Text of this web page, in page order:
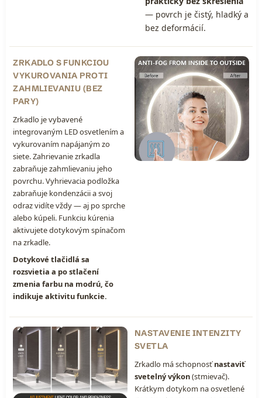
— povrch je čistý, hladký a
bez deformácií.
ZRKADLO S FUNKCIOU
VYKUROVANIA PROTI
ZAHMLIEVANIU (BEZ
PARY)
Zrkadlo je vybavené
integrovaným LED osvetlením a
vykurovaním napájaným zo
siete. Zahrievanie zrkadla
zabraňuje zahmlievaniu jeho
povrchu. Vyhrievacia podložka
zabraňuje kondenzácii a svoj
odraz vidíte vždy — aj po sprche
alebo kúpeli. Funkciu kúrenia
aktivujete dotykovým spínačom
na zrkadle.
Dotykové tlačidlá sa
rozsvietia a po stlačení
zmenia farbu na modrú, čo
indikuje aktivitu funkcie.
NASTAVENIE INTENZITY
SVETLA
Zrkadlo má schopnosťnastaviť
svetelný výkon(stmievač).
Krátkym dotykom na osvetlené